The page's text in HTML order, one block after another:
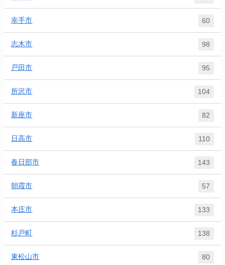
幸手市 60
志木市 98
戸田市 95
所沢市 104
新座市 82
日高市 110
春日部市 143
朝霞市 57
本庄市 133
杉戸町 138
東松山市 80